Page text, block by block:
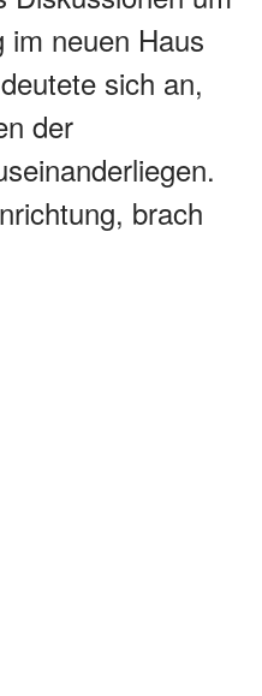
neuen Haus
sich an,
der
brach